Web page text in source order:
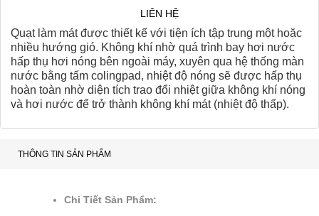
LIÊN HỆ
Quạt làm mát được thiết kế với tiện ích tập trung một hoặc
nhiều hướng gió. Không khí nhờ quá trình bay hơi nước
hấp thụ hơi nóng bên ngoài máy, xuyên qua hệ thống màn
nước bằng tấm colingpad, nhiệt độ nóng sẽ được hấp thụ
hoàn toàn nhờ diện tích trao đổi nhiệt giữa không khí nóng
và hơi nước để trở thành không khí mát (nhiệt độ thấp).
THÔNG TIN SẢN PHẨM
Chi Tiết Sản Phẩm: